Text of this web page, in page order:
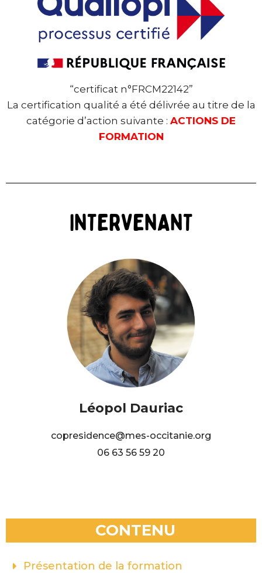
“certificat n°FRCM22142”
La certification qualité a été délivrée au titre de la
catégorie d’action suivante : ACTIONS DE
FORMATION
INTERVENANT
Léopol Dauriac
copresidence@mes-occitanie.org
06 63 56 59 20
CONTENU
Présentation de la formation